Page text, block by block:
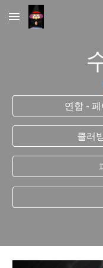
Skip to main content
연합 -
클러